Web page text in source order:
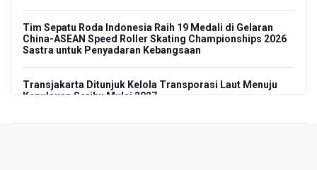
Tim Sepatu Roda Indonesia Raih 19 Medali di Gelaran
China-ASEAN Speed Roller Skating Championships 2026
Sastra untuk Penyadaran Kebangsaan
Transjakarta Ditunjuk Kelola Transporasi Laut Menuju
Kepulauan Seribu Mulai 2027